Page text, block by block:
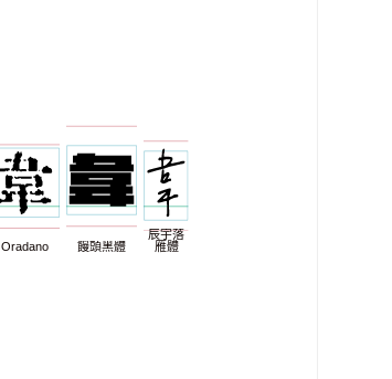
Oradano 饅頭黑體
辰宇落
雁體